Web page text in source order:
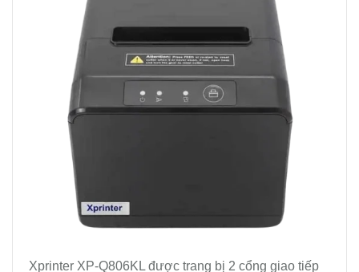
Xprinter XP-Q806KL được trang bị 2 cổng giao tiếp